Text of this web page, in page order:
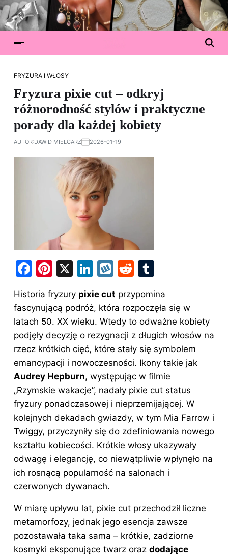
FRYZURA I WŁOSY
Fryzura pixie cut – odkryj
różnorodność stylów i praktyczne
porady dla każdej kobiety
AUTOR:DAWID MIELCARZ 2026-01-19
F
c
e
b
o
o
k
Pi
er
e
st
X
Li
k
e
dI
n
W
k
o
p
R
d
di
t
m
bl
r
Historia fryzury pixie cut przypomina
fascynującą podróż, która rozpoczęła się w
latach 50. XX wieku. Wtedy to odważne kobiety
podjęły decyzję o rezygnacji z długich włosów na
rzecz krótkich cięć, które stały się symbolem
emancypacji i nowoczesności. Ikony takie jak
Audrey Hepburn, występując w filmie
„Rzymskie wakacje”, nadały pixie cut status
fryzury ponadczasowej i nieprzemijającej. W
kolejnych dekadach gwiazdy, w tym Mia Farrow i
Twiggy, przyczyniły się do zdefiniowania nowego
kształtu kobiecości. Krótkie włosy ukazywały
odwagę i elegancję, co niewątpliwie wpłynęło na
ich rosnącą popularność na salonach i
czerwonych dywanach.
W miarę upływu lat, pixie cut przechodził liczne
metamorfozy, jednak jego esencja zawsze
pozostawała taka sama – krótkie, zadziorne
kosmyki eksponujące twarz oraz dodające